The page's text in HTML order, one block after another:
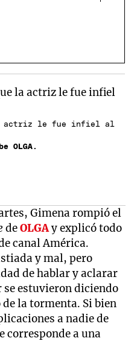
la actriz le fue infiel al
OLGA.
Gimena rompió el
deOLGAy explicó todo
canal América.
y mal, pero
de hablar y aclarar
se estuvieron diciendo
de la tormenta. Si bien
a nadie de
corresponde a una